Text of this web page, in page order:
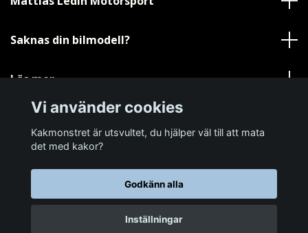
Saknas din bilmodell?
Läs mer
Sociala medier
© 2026 Mattias Ledin Motorsport AB
Vi använder cookies
Kakmonstret är utsvultet, du hjälper väl till att mata
det med kakor?
Godkänn alla
Inställningar